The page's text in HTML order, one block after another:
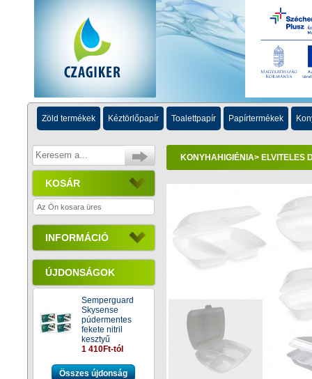
Zöld termékek Kéztörlőpapír Toalettpapír Papírtermékek
KOSÁR
Az Ön kosara üres
INFORMÁCIÓ
ÚJDONSÁGOK
Semperguard
Skysense
púdermentes
fekete nitril
kesztyű
1 410Ft-tól
Összes újdonság
KONYHAHIGIÉNIA> ELVITELES